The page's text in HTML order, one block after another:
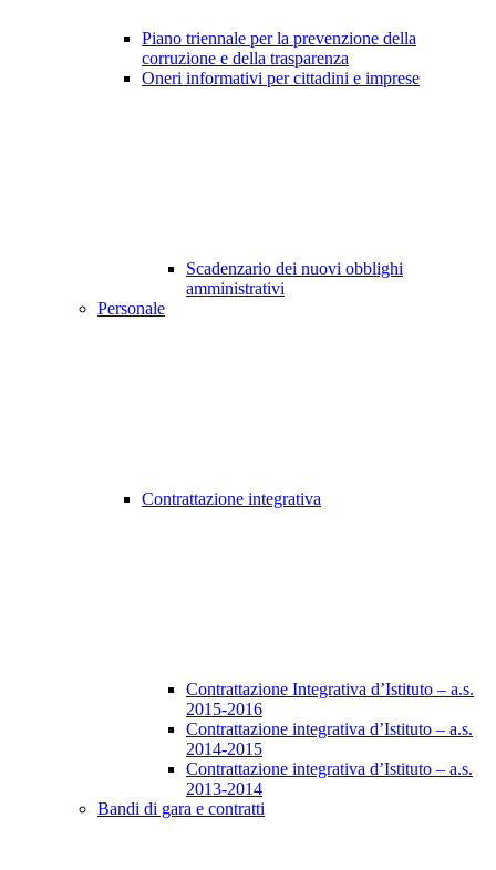
Piano triennale per la prevenzione della
corruzione e della trasparenza
Oneri informativi per cittadini e imprese
Scadenzario dei nuovi obblighi
amministrativi
Personale
Contrattazione integrativa
Contrattazione Integrativa d’Istituto – a.s.
2015-2016
Contrattazione integrativa d’Istituto – a.s.
2014-2015
Contrattazione integrativa d’Istituto – a.s.
2013-2014
Bandi di gara e contratti